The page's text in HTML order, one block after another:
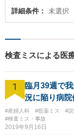
詳細条件 未選択
検査ミスによる医
1
臨月39週で
況に陥り病院
#産婦人科 #投薬ミス #
#検査ミス・事故
2019年9月16日